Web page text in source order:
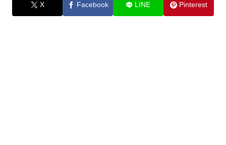
X Facebook LINE Pinterest